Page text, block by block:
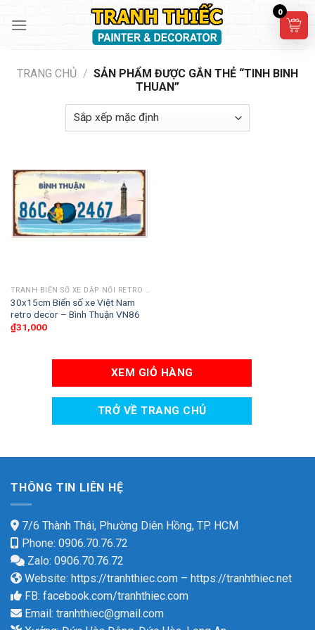
TRANG CHỦ / SẢN PHẨM ĐƯỢC GẮN THẺ “TINH BINH
THUAN”
30x15cm Biển số xe Việt Nam
retro decor – Bình Thuận VN86
₫31,000
XEM GIỎ HÀNG
TRỞ VỀ TRANG CHỦ
THÔNG TIN LIÊN HỆ
7/6 Thành Thái, Phường Diên Hồng, TP. HCM
Phone: 0906.70.76.72
Zalo: 0906.70.76.72
Website: https://tranhthiec.com – https://tranhthiec.net
FB: facebook.com/tranhthiec.com
Email: tranhthiec@gmail.com
0